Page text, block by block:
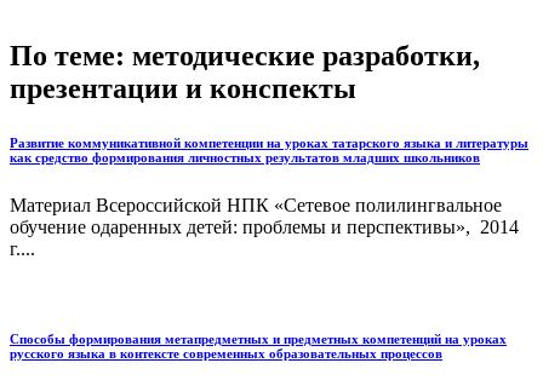
По теме: методические разработки,
презентации и конспекты
Развитие коммуникативной компетенции на уроках татарского языка и литературы
как средство формирования личностных результатов младших школьников
Материал Всероссийской НПК «Сетевое полилингвальное
обучение одаренных детей: проблемы и перспективы», 2014
г....
Способы формирования метапредметных и предметных компетенций на уроках
русского языка в контексте современных образовательных процессов